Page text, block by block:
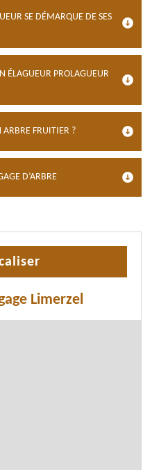
SE DÉMARQUE DE SES
ÉLAGUEUR PROLAGUEUR
ARBRE FRUITIER ?
D’ARBRE
Limerzel